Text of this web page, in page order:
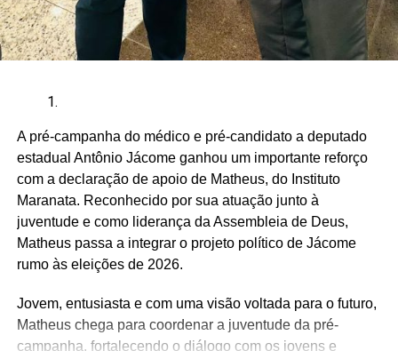
A pré-campanha do médico e pré-candidato a deputado
estadual Antônio Jácome ganhou um importante reforço
com a declaração de apoio de Matheus, do Instituto
Maranata. Reconhecido por sua atuação junto à
juventude e como liderança da Assembleia de Deus,
Matheus passa a integrar o projeto político de Jácome
rumo às eleições de 2026.
Jovem, entusiasta e com uma visão voltada para o futuro,
Matheus chega para coordenar a juventude da pré-
campanha, fortalecendo o diálogo com os jovens e